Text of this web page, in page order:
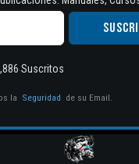
Suscritos
la Seguridad de su Email.